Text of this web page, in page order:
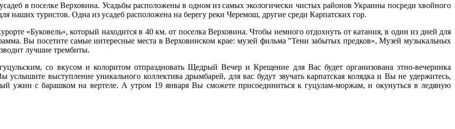
в поселке Верховина. Усадьбы расположены в одном из самых экологически чистых районов Украины посреди хвойного
наших туристов. Одна из усадеб расположена на берегу реки Черемош, другие среди Карпатских гор.
«Буковель», который находится в 40 км. от поселка Верховина. Чтобы немного отдохнуть от катания, в один из дней для
Вы посетите самые интересные места в Верховинском крае: музей фильма "Тени забытых предков», Музей музыкальных
лучшие трембиты.
со вкусом и колоритом отпраздновать Щедрый Вечер и Крещение для Вас будет организована этно-вечеринка
выступление уникального коллектива дрымбарей, для вас будут звучать карпатская колядка и Вы не удержитесь,
ужин с барашком на вертеле. А утром 19 января Вы сможете присоединиться к гуцулам-моржам, и окунуться в ледяную